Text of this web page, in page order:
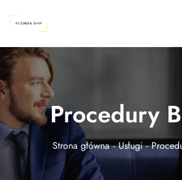
Procedury
Strona główna Usługi